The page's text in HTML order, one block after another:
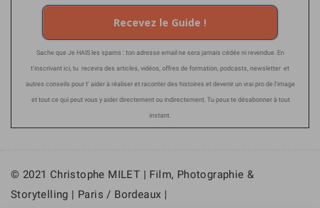
Recevez le Guide !
Sache que Je HAIS les spams : ton adresse email ne sera jamais cédée ni revendue. En
t'inscrivant ici, tu recevra des articles, vidéos, offres de formation, podcasts, newsletter et
autres conseils pour t' aider à réaliser et raconter des histoires et devenir un vrai pro de l'image
et tout ce qui peut vous y aider directement ou indirectement. Tu peux te désabonner à tout
instant.
© 2021 Christophe MILET | Film, Photographie &
Storytelling | Paris / Bordeaux |